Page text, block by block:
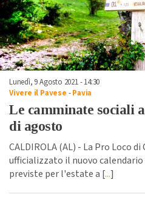
Lunedì, 9 Agosto 2021 - 14:30
Vivere il Pavese -Pavia
Le camminate sociali
di agosto
CALDIROLA (AL) - La Pro Loco
ufficializzato il nuovo
previste per l'estate a [...]